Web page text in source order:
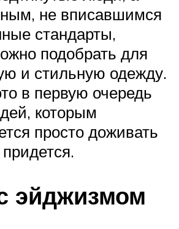
не вписавшимся
стандарты,
подобрать для
и стильную одежду.
в первую очередь
которым
просто доживать
эйджизмом